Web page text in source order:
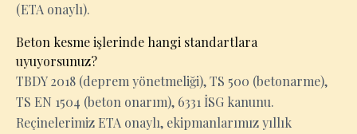
(ETA onaylı).
Beton kesme işlerinde hangi standartlara
uyuyorsunuz?
TBDY 2018 (deprem yönetmeliği), TS 500 (betonarme),
TS EN 1504 (beton onarım), 6331 İSG kanunu.
Reçinelerimiz ETA onaylı, ekipmanlarımız yıllık